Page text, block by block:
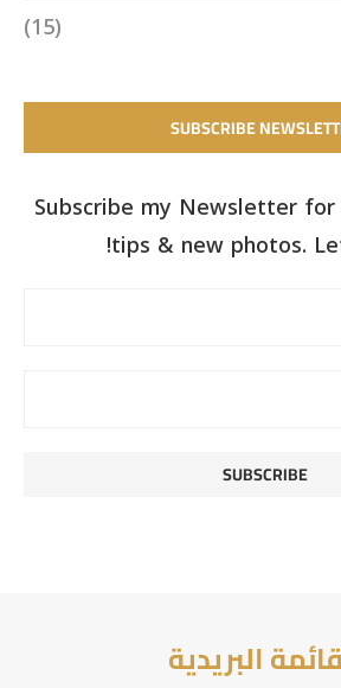
(15)
SUBSCRIBE
Subscribe my Newsletter
tips & new photos.
البريدية